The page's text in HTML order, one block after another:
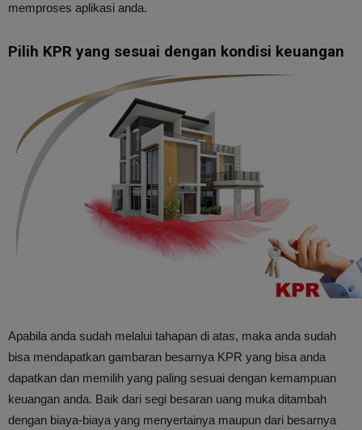
memproses aplikasi anda.
Pilih KPR yang sesuai dengan kondisi keuangan
Apabila anda sudah melalui tahapan di atas, maka anda sudah
bisa mendapatkan gambaran besarnya KPR yang bisa anda
dapatkan dan memilih yang paling sesuai dengan kemampuan
keuangan anda. Baik dari segi besaran uang muka ditambah
dengan biaya-biaya yang menyertainya maupun dari besarnya